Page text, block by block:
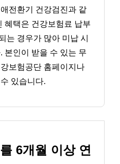
전환기 건강검진과 같
혜택은 건강보험료 납부
는 경우가 많아 미납 시
본인이 받을 수 있는 무
보험공단 홈페이지나
있습니다.
6개월 이상 연